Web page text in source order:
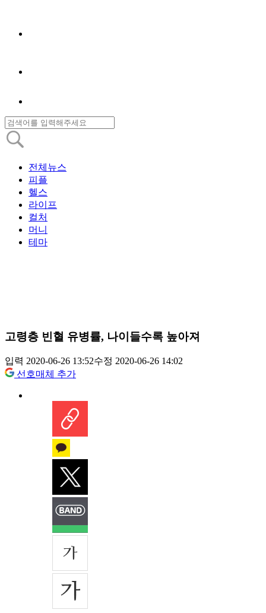
전체뉴스
피플
헬스
라이프
컬처
머니
테마
고령층 빈혈 유병률, 나이들수록 높아져
입력 2020-06-26 13:52수정 2020-06-26 14:02
선호매체 추가